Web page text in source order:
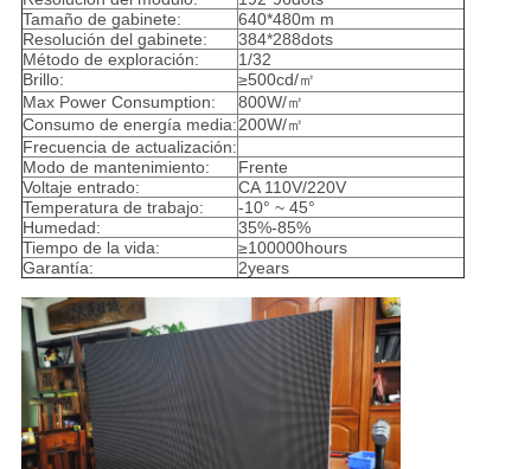
Tamaño de gabinete:
640*480m m
Resolución del gabinete:
384*288dots
Método de exploración:
1/32
Brillo:
≥500cd/㎡
Max Power Consumption:
800W/㎡
Consumo de energía media:200W/㎡
Frecuencia de actualización:
Modo de mantenimiento:
Frente
Voltaje entrado:
CA 110V/220V
Temperatura de trabajo:
-10° ~ 45°
Humedad:
35%-85%
Tiempo de la vida:
≥100000hours
Garantía:
2years